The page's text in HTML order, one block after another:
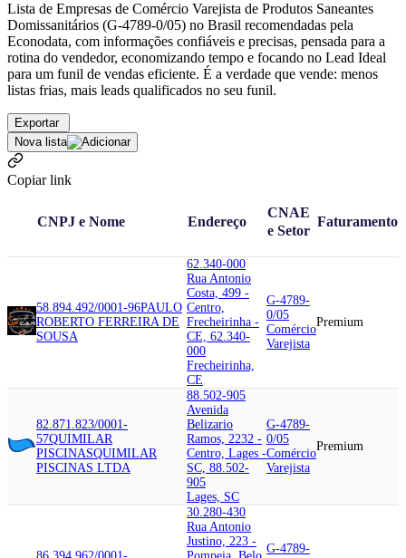
Lista de Empresas de Comércio Varejista de Produtos Saneantes
Domissanitários (G-4789-0/05) no Brasil recomendadas pela
Econodata, com informações confiáveis e precisas, pensada para a
rotina do vendedor, economizando tempo e focando no Lead Ideal
para um funil de vendas eficiente. É a verdade que vende: menos
listas frias, mais leads qualificados no seu funil.
Exportar
Nova lista
Copiar link
CNPJ e Nome Endereço
CNAE
e Setor
Faturamento
58.894.492/0001-96PAULO
ROBERTO FERREIRA DE
SOUSA
62.340-000
Rua Antonio
Costa, 499 -
Centro,
Frecheirinha -
CE, 62.340-
000
Frecheirinha,
CE
G-4789-
0/05
Comércio
Varejista
Premium
82.871.823/0001-
57QUIMILAR
PISCINASQUIMILAR
PISCINAS LTDA
88.502-905
Avenida
Belizario
Ramos, 2232 -
Centro, Lages -
SC, 88.502-
905
Lages, SC
G-4789-
0/05
Comércio
Varejista
Premium
30.280-430
Rua Antonio
Justino, 223 -
G-4789-